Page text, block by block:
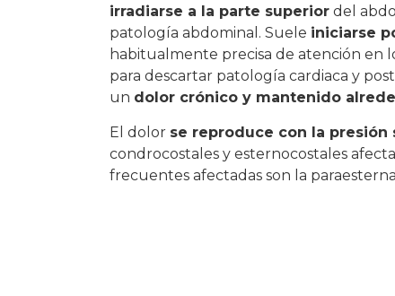
irradiarse a la parte superior del
patología abdominal. Suele iniciarse
habitualmente precisa de atención en
para descartar patología cardiaca y
un dolor crónico y mantenido
El dolor se reproduce con la presión
condrocostales y esternocostales
frecuentes afectadas son la